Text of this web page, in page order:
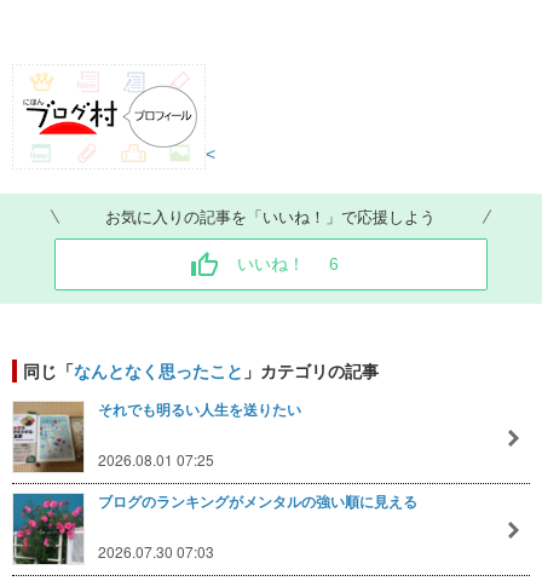
<
お気に入りの記事を「いいね！」で応援しよう
いいね！ 6
同じ「なんとなく思ったこと 」カテゴリの記事
それでも明るい人生を送りたい
2026.08.01 07:25
ブログのランキングがメンタルの強い順に見える
2026.07.30 07:03